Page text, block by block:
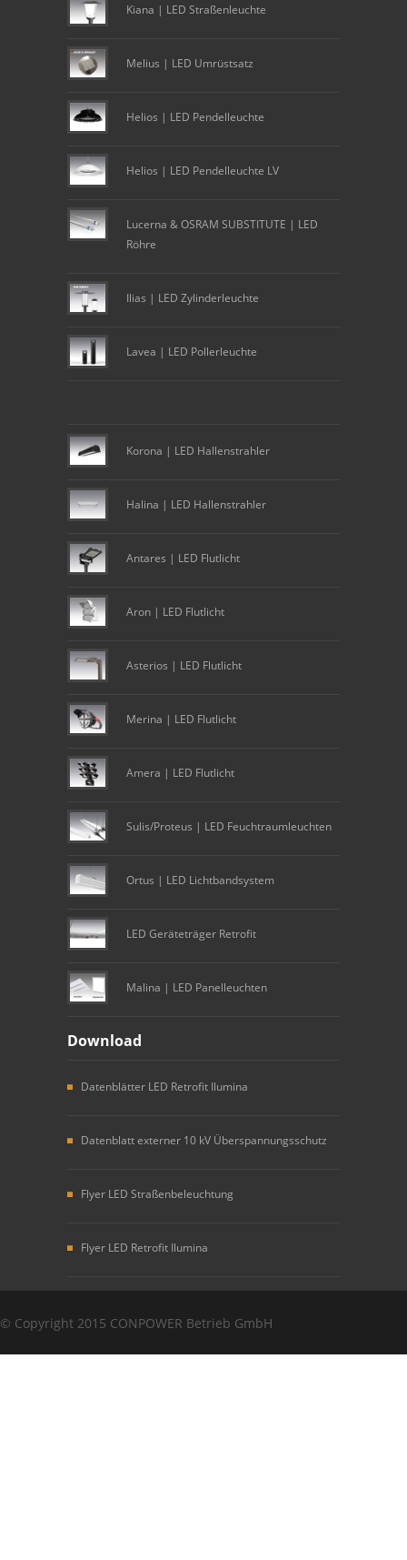
© Copyright 2015 CONPOWER Betrieb GmbH
Kiana | LED Straßenleuchte
Melius | LED Umrüstsatz
Helios | LED Pendelleuchte
Helios | LED Pendelleuchte LV
Lucerna & OSRAM SUBSTITUTE | LED
Röhre
Ilias | LED Zylinderleuchte
Lavea | LED Pollerleuchte
Korona | LED Hallenstrahler
Halina | LED Hallenstrahler
Antares | LED Flutlicht
Aron | LED Flutlicht
Asterios | LED Flutlicht
Merina | LED Flutlicht
Amera | LED Flutlicht
Sulis/Proteus | LED Feuchtraumleuchten
Ortus | LED Lichtbandsystem
LED Geräteträger Retrofit
Malina | LED Panelleuchten
Download
Datenblätter LED Retrofit Ilumina
Datenblatt externer 10 kV Überspannungsschutz
Flyer LED Straßenbeleuchtung
Flyer LED Retrofit Ilumina